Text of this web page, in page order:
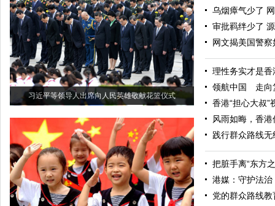
习近平等领导人出席向人民英雄敬献花篮仪式
乌烟瘴气少了
审批羁绊少了
网文揭美国警
理性务实才是
领航中国 走向
香港“担心大叔”
风雨如晦，香港
践行群众路线无
把脏手离“东方
港媒：守护法
党的群众路线